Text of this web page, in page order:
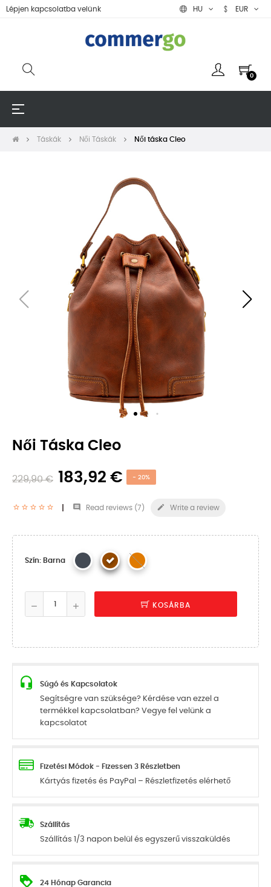
Lépjen kapcsolatba velünk HU EUR
0
Toggle
☰
Táskák Női Táskák Női táska Cleo
Női Táska Cleo
229,90 € 183,92 € - 20%
 Read reviews (7 )  Write a review
Szín: Barna
KOSÁRBA
Súgó és Kapcsolatok
Segítségre van szüksége? Kérdése van ezzel a
termékkel kapcsolatban? Vegye fel velünk a
kapcsolatot
Fizetési Módok - Fizessen 3 Részletben
Kártyás fizetés és PayPal – Részletfizetés elérhető
Szállítás
Szállítás 1/3 napon belül és egyszerű visszaküldés
24 Hónap Garancia